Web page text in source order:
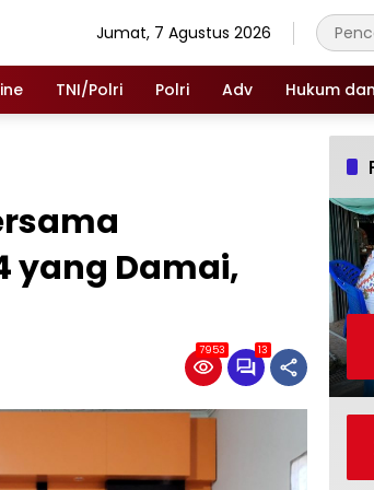
Jumat, 7 Agustus 2026
TNI/Polri Polri Adv Hukum
yang Damai,
7953 13